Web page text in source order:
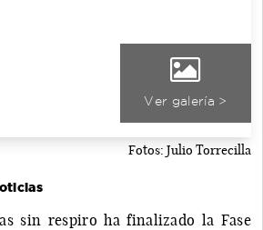
Ver galería >
Fotos: Julio Torrecilla
sin respiro ha finalizado la Fase